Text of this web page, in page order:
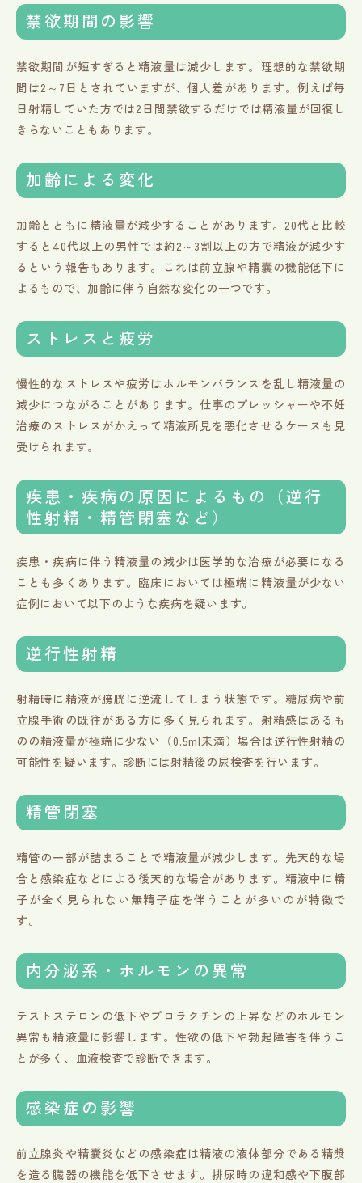
禁欲期間の影響
禁欲期間が短すぎると精液量は減少します。理想的な禁欲期
間は2～7日とされていますが、個人差があります。例えば毎
日射精していた方では2日間禁欲するだけでは精液量が回復し
きらないこともあります。
加齢による変化
加齢とともに精液量が減少することがあります。20代と比較
すると40代以上の男性では約2～3割以上の方で精液が減少す
るという報告もあります。これは前立腺や精嚢の機能低下に
よるもので、加齢に伴う自然な変化の一つです。
ストレスと疲労
慢性的なストレスや疲労はホルモンバランスを乱し精液量の
減少につながることがあります。仕事のプレッシャーや不妊
治療のストレスがかえって精液所見を悪化させるケースも見
受けられます。
疾患・疾病の原因によるもの（逆行
性射精・精管閉塞など）
疾患・疾病に伴う精液量の減少は医学的な治療が必要になる
ことも多くあります。臨床においては極端に精液量が少ない
症例において以下のような疾病を疑います。
逆行性射精
射精時に精液が膀胱に逆流してしまう状態です。糖尿病や前
立腺手術の既往がある方に多く見られます。射精感はあるも
のの精液量が極端に少ない（0.5ml未満）場合は逆行性射精の
可能性を疑います。診断には射精後の尿検査を行います。
精管閉塞
精管の一部が詰まることで精液量が減少します。先天的な場
合と感染症などによる後天的な場合があります。精液中に精
子が全く見られない無精子症を伴うことが多いのが特徴で
す。
内分泌系・ホルモンの異常
テストステロンの低下やプロラクチンの上昇などのホルモン
異常も精液量に影響します。性欲の低下や勃起障害を伴うこ
とが多く、血液検査で診断できます。
感染症の影響
前立腺炎や精嚢炎などの感染症は精液の液体部分である精漿
を造る臓器の機能を低下させます。排尿時の違和感や下腹部